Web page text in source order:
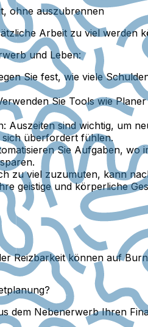
ohne auszubrennen
Arbeit zu viel
und Leben:
Sie fest, wie viele
Sie Tools wie
Auszeiten sind wichtig, um
überfordert fühlen.
Sie Aufgaben, wo
zu viel zuzumuten, kann
geistige und körperliche
Reizbarkeit können auf
dem Nebenerwerb Ihren